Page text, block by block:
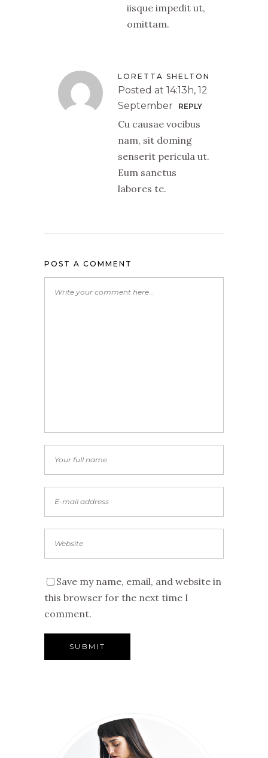
iisque impedit ut,
omittam.
LORETTA SHELTON
Posted at 14:13h, 12
September
REPLY
Cu causae vocibus
nam, sit doming
senserit pericula ut.
Eum sanctus
labores te.
POST A COMMENT
Save my name, email, and website in
this browser for the next time I
comment.